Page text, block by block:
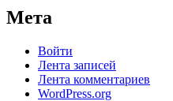
Мета
Войти
Лента записей
Лента комментариев
WordPress.org